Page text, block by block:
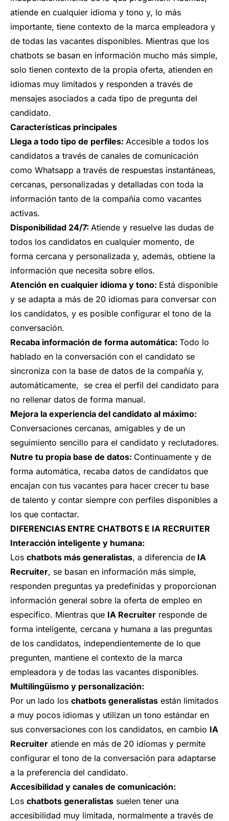
atiende en cualquier idioma y tono y, lo más
importante, tiene contexto de la marca empleadora y
de todas las vacantes disponibles. Mientras que los
chatbots se basan en información mucho más simple,
solo tienen contexto de la propia oferta, atienden en
idiomas muy limitados y responden a través de
mensajes asociados a cada tipo de pregunta del
candidato.
Características principales
Llega a todo tipo de perfiles: Accesible a todos los
candidatos a través de canales de comunicación
como Whatsapp a través de respuestas instantáneas,
cercanas, personalizadas y detalladas con toda la
información tanto de la compañía como vacantes
activas.
Disponibilidad 24/7: Atiende y resuelve las dudas de
todos los candidatos en cualquier momento, de
forma cercana y personalizada y, además, obtiene la
información que necesita sobre ellos.
Atención en cualquier idioma y tono: Está disponible
y se adapta a más de 20 idiomas para conversar con
los candidatos, y es posible configurar el tono de la
conversación.
Recaba información de forma automática: Todo lo
hablado en la conversación con el candidato se
sincroniza con la base de datos de la compañía y,
automáticamente, se crea el perfil del candidato para
no rellenar datos de forma manual.
Mejora la experiencia del candidato al máximo:
Conversaciones cercanas, amigables y de un
seguimiento sencillo para el candidato y reclutadores.
Nutre tu propia base de datos: Continuamente y de
forma automática, recaba datos de candidatos que
encajan con tus vacantes para hacer crecer tu base
de talento y contar siempre con perfiles disponibles a
los que contactar.
DIFERENCIAS ENTRE CHATBOTS E IA RECRUITER
Interacción inteligente y humana:
Los chatbots más generalistas, a diferencia de IA
Recruiter, se basan en información más simple,
responden preguntas ya predefinidas y proporcionan
información general sobre la oferta de empleo en
específico. Mientras que IA Recruiter responde de
forma inteligente, cercana y humana a las preguntas
de los candidatos, independientemente de lo que
pregunten, mantiene el contexto de la marca
empleadora y de todas las vacantes disponibles.
Multilingüismo y personalización:
Por un lado los chatbots generalistas están limitados
a muy pocos idiomas y utilizan un tono estándar en
sus conversaciones con los candidatos, en cambio IA
Recruiter atiende en más de 20 idiomas y permite
configurar el tono de la conversación para adaptarse
a la preferencia del candidato.
Accesibilidad y canales de comunicación:
Los chatbots generalistas suelen tener una
accesibilidad muy limitada, normalmente a través de